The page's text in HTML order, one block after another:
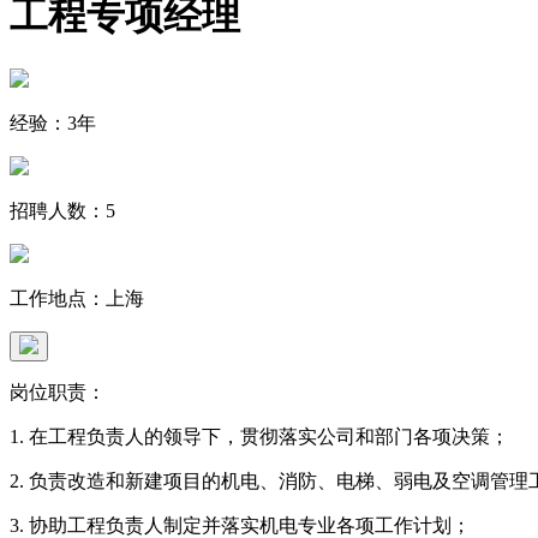
工程专项经理
经验：3年
招聘人数：5
工作地点：上海
岗位职责：
1. 在工程负责人的领导下，贯彻落实公司和部门各项决策；
2. 负责改造和新建项目的机电、消防、电梯、弱电及空调管理
3. 协助工程负责人制定并落实机电专业各项工作计划；